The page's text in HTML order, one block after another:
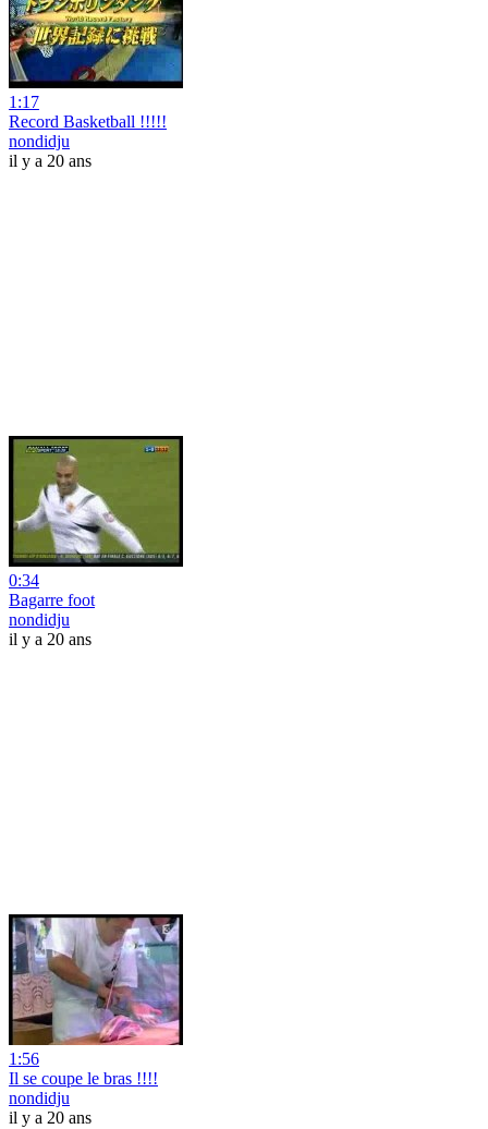
1:17
Record Basketball !!!!!
nondidju
il y a 20 ans
0:34
Bagarre foot
nondidju
il y a 20 ans
1:56
Il se coupe le bras !!!!
nondidju
il y a 20 ans